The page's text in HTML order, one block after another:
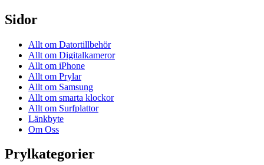
Sidor
Allt om Datortillbehör
Allt om Digitalkameror
Allt om iPhone
Allt om Prylar
Allt om Samsung
Allt om smarta klockor
Allt om Surfplattor
Länkbyte
Om Oss
Prylkategorier